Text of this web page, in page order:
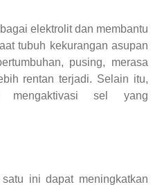
elektrolit dan membantu
tubuh kekurangan asupan
pusing, merasa
rentan terjadi. Selain itu,
mengaktivasi sel yang
ini dapat meningkatkan